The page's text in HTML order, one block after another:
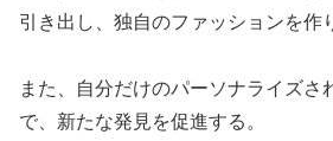
引き出し、独自のファッションを作
また、自分だけのパーソナライズさ
で、新たな発見を促進する。